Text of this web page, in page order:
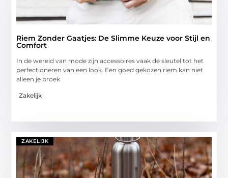
Riem Zonder Gaatjes: De Slimme Keuze voor Stijl en
Comfort
In de wereld van mode zijn accessoires vaak de sleutel tot het
perfectioneren van een look. Een goed gekozen riem kan niet
alleen je broek
Zakelijk
ZAKELIJK